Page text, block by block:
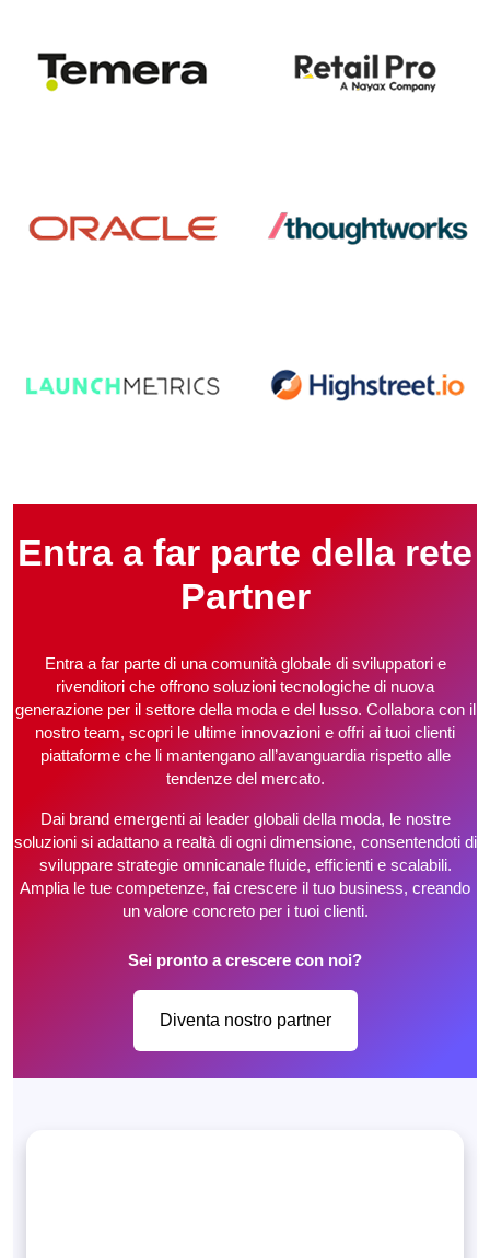
Entra a far parte della rete
Partner
Entra a far parte di una comunità globale di sviluppatori e
rivenditori che offrono soluzioni tecnologiche di nuova
generazione per il settore della moda e del lusso. Collabora con il
nostro team, scopri le ultime innovazioni e offri ai tuoi clienti
piattaforme che li mantengano all’avanguardia rispetto alle
tendenze del mercato.
Dai brand emergenti ai leader globali della moda, le nostre
soluzioni si adattano a realtà di ogni dimensione, consentendoti di
sviluppare strategie omnicanale fluide, efficienti e scalabili.
Amplia le tue competenze, fai crescere il tuo business, creando
un valore concreto per i tuoi clienti.
Sei pronto a crescere con noi?
Diventa nostro partner